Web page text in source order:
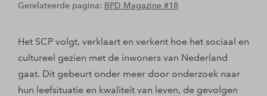
Gerelateerde pagina: BPD Magazine #18
Het SCP volgt, verklaart en verkent hoe het sociaal en
cultureel gezien met de inwoners van Nederland
gaat. Dit gebeurt onder meer door onderzoek naar
hun leefsituatie en kwaliteit van leven, de gevolgen